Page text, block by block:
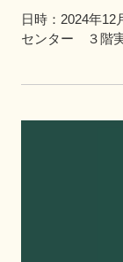
日時：2024年12
センター ３階